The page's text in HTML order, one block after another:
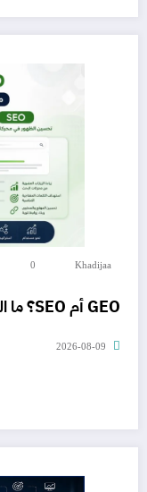
Khadijaa
0
GEO أم SEO؟ ما الفرق وأيهما تحتاج شركتك؟
2026-08-09